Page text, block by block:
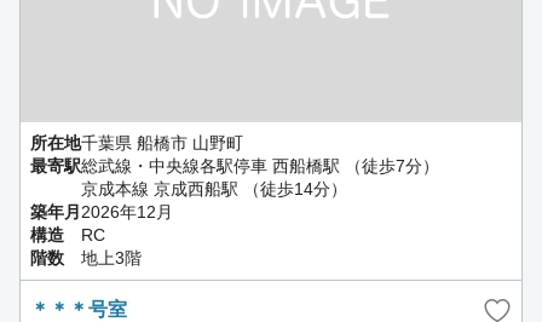
所在地千葉県 船橋市 山野町
最寄駅総武線・中央線各駅停車 西船橋駅 （徒歩7分）
京成本線 京成西船駅 （徒歩14分）
築年月2026年12月
構造
RC
階数
地上3階
＊＊＊号室